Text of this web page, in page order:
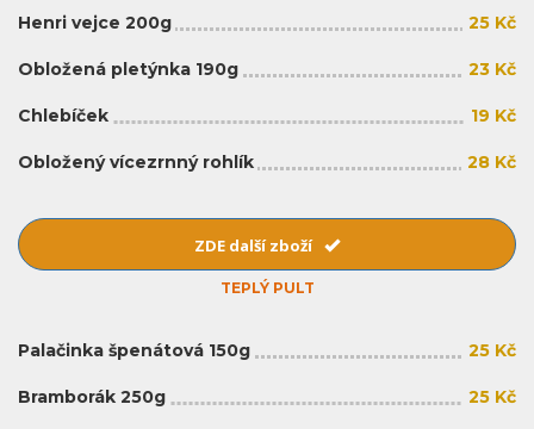
Henri vejce 200g 25 Kč
Obložená pletýnka 190g 23 Kč
Chlebíček 19 Kč
Obložený vícezrnný rohlík 28 Kč
ZDE další zboží
TEPLÝ PULT
Palačinka špenátová 150g 25 Kč
Bramborák 250g 25 Kč